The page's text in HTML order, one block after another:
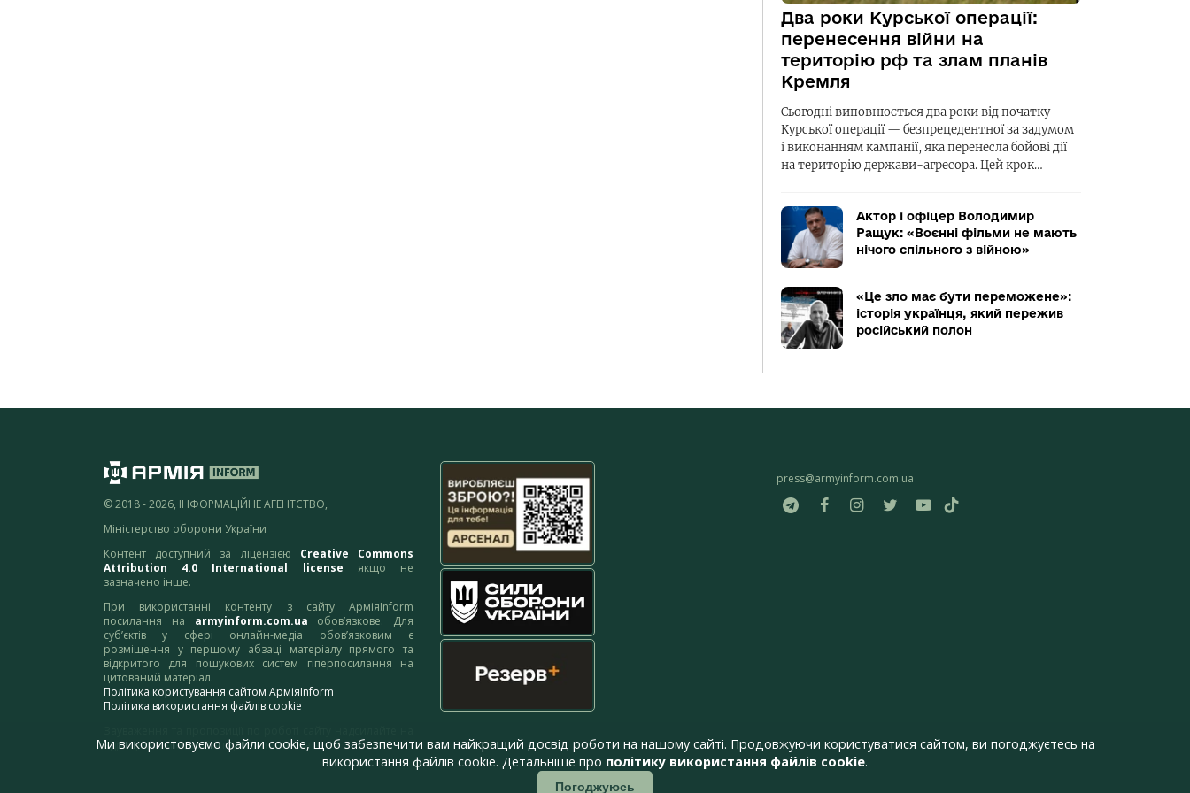
Два роки Курської операції:
перенесення війни на
територію рф та злам планів
Кремля
Сьогодні виповнюється два роки від початку
Курської операції — безпрецедентної за задумом
і виконанням кампанії, яка перенесла бойові дії
на територію держави-агресора. Цей крок…
Актор і офіцер Володимир
Ращук: «Воєнні фільми не мають
нічого спільного з війною»
«Це зло має бути переможене»:
історія українця, який пережив
російський полон
© 2018 - 2026, ІНФОРМАЦІЙНЕ АГЕНТСТВО,
Міністерство оборони України
Контент доступний за ліцензією Creative Commons
Attribution 4.0 International license якщо не
зазначено інше.
При використанні контенту з сайту АрміяInform
посилання на armyinform.com.ua обов’язкове. Для
суб’єктів у сфері онлайн-медіа обов’язковим є
розміщення у першому абзаці матеріалу прямого та
відкритого для пошукових систем гіперпосилання на
цитований матеріал.
Політика користування сайтом АрміяInform
Політика використання файлів cookie
адресу:webmaster@armyinform.com.ua
press@armyinform.com.ua
Ми використовуємо файли cookie, щоб забезпечити вам найкращий досвід роботи на нашому сайті. Продовжуючи користуватися сайтом, ви погоджуєтесь на
використання файлів cookie. Детальніше про політику використання файлів cookie.
Погоджуюсь